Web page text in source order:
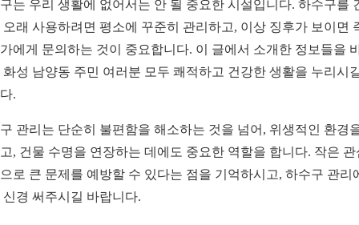
는 우리 생활에 없어서는 안 될 중요한 시설입니다. 하수구를
오래 사용하려면 평소에 꾸준히 관리하고, 이상 징후가 보이면
에게 문의하는 것이 중요합니다. 이 글에서 소개한 정보들을
화성 남양동 주민 여러분 모두 쾌적하고 건강한 생활을 누리시
.
관리는 단순히 불편함을 해소하는 것을 넘어, 위생적인 환경
, 건물 수명을 연장하는 데에도 중요한 역할을 합니다. 작은 관
로 큰 문제를 예방할 수 있다는 점을 기억하시고, 하수구 관리
신경 써주시길 바랍니다.